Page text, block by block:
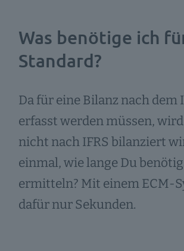
Was benötige ich
Standard?
Da für eine Bilanz nach
erfasst werden müssen,
nicht nach IFRS bilanziert
einmal, wie lange Du
ermitteln? Mit einem ECM-
dafür nur Sekunden.